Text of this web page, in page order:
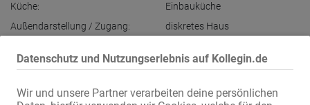
Datenschutz und Nutzungserlebnis auf Kollegin.de
Wir und unsere Partner verarbeiten deine persönlichen
Küche:
Einbauküche
Außendarstellung / Zugang:
diskretes Haus
max. 10 Min zu Fuß:
Bushaltestelle
Alle Informationen anzeigen